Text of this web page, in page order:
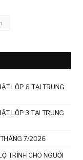
LỚP 6 TẠI TRUNG
LỚP 3 TẠI TRUNG
THÁNG 7/2026
TRÌNH CHO NGƯỜI